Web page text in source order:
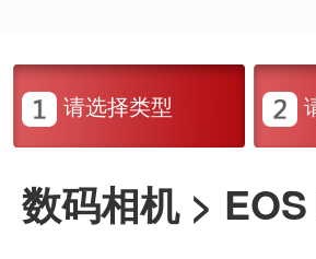
请选择类型
数码相机 >